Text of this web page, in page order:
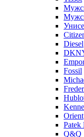
Diesel
Fossil
Orient
Patek
Q&Q